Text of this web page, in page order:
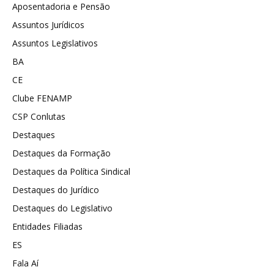
Aposentadoria e Pensão
Assuntos Jurídicos
Assuntos Legislativos
BA
CE
Clube FENAMP
CSP Conlutas
Destaques
Destaques da Formação
Destaques da Política Sindical
Destaques do Jurídico
Destaques do Legislativo
Entidades Filiadas
ES
Fala Aí